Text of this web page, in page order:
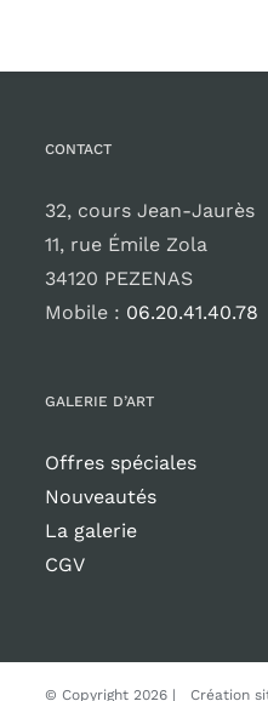
CONTACT
32, cours Jean-Jaurès
11, rue Émile Zola
34120 PEZENAS
Mobile : 06.20.41.40.78
GALERIE D’ART
Offres spéciales
Nouveautés
La galerie
CGV
© Copyright 2026 | Création